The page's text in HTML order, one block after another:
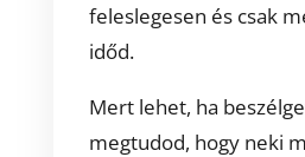
feleslegesen és csak
időd.
Mert lehet, ha
megtudod, hogy neki